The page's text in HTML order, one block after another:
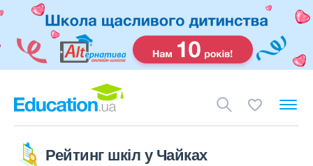
Рейтинг шкіл у Чайках